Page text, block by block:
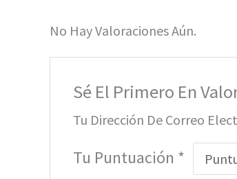
No Hay Valoraciones Aún.
Sé El Primero En
Tu Dirección De Correo
Tu Puntuación *